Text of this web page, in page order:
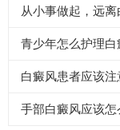
从小事做起，远
青少年怎么护理白
白癜风患者应该注
手部白癜风应该怎